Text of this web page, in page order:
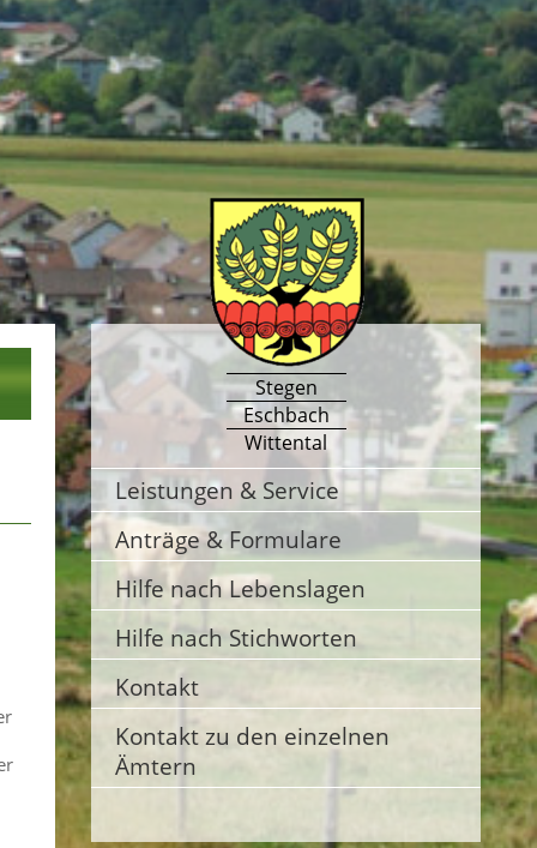
Stegen
Eschbach
Wittental
Leistungen & Service
Anträge & Formulare
Hilfe nach Lebenslagen
Hilfe nach Stichworten
Kontakt
Kontakt zu den einzelnen
Ämtern